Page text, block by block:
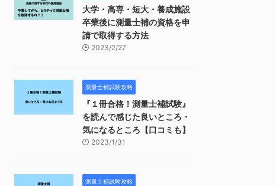
大学・高専・短大・養成施設
卒業後に測量士補の資格を申
請で取得する方法
2023/2/27
測量士補試験攻略
『１冊合格！測量士補試験』
を読んで感じた良いところ・
気になるところ【口コミも】
2023/1/31
測量士補試験攻略